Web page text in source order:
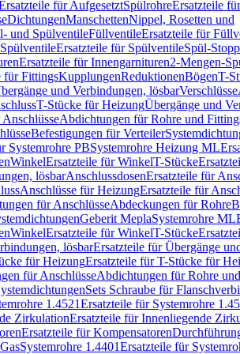
für AufgesetztSpülrohreErsatzteile
DichtungenManschettenNippel, Rosetten und
und SpülventileFüllventileErsatzteile für
SpülventileErsatzteile für SpülventileSpül-
Ersatzteile für Innengarnituren2-Mengen-
für FittingsKupplungenReduktionenBögenT-
und Verbindungen, lösbarVerschlüsse
T-Stücke für HeizungÜbergänge und
Abdichtungen für Rohre und
Befestigungen für Verteiler
Systemrohre PBSystemrohre Heizung ML
WinkelErsatzteile für WinkelT-Stücke
lösbarAnschlussdosenErsatzteile für
Anschlüsse für HeizungErsatzteile für
für AnschlüsseAbdeckungen für Rohre
Geberit MeplaSystemrohre ML
WinkelErsatzteile für WinkelT-Stücke
lösbarErsatzteile für Übergänge
für HeizungErsatzteile für T-Stücke für
für AnschlüsseAbdichtungen für Rohre
Sets Schraube für
1.4521Ersatzteile für Systemrohre
ZirkulationErsatzteile für Innenliegende
Ersatzteile für Kompensatoren
Systemrohre 1.4401Ersatzteile für